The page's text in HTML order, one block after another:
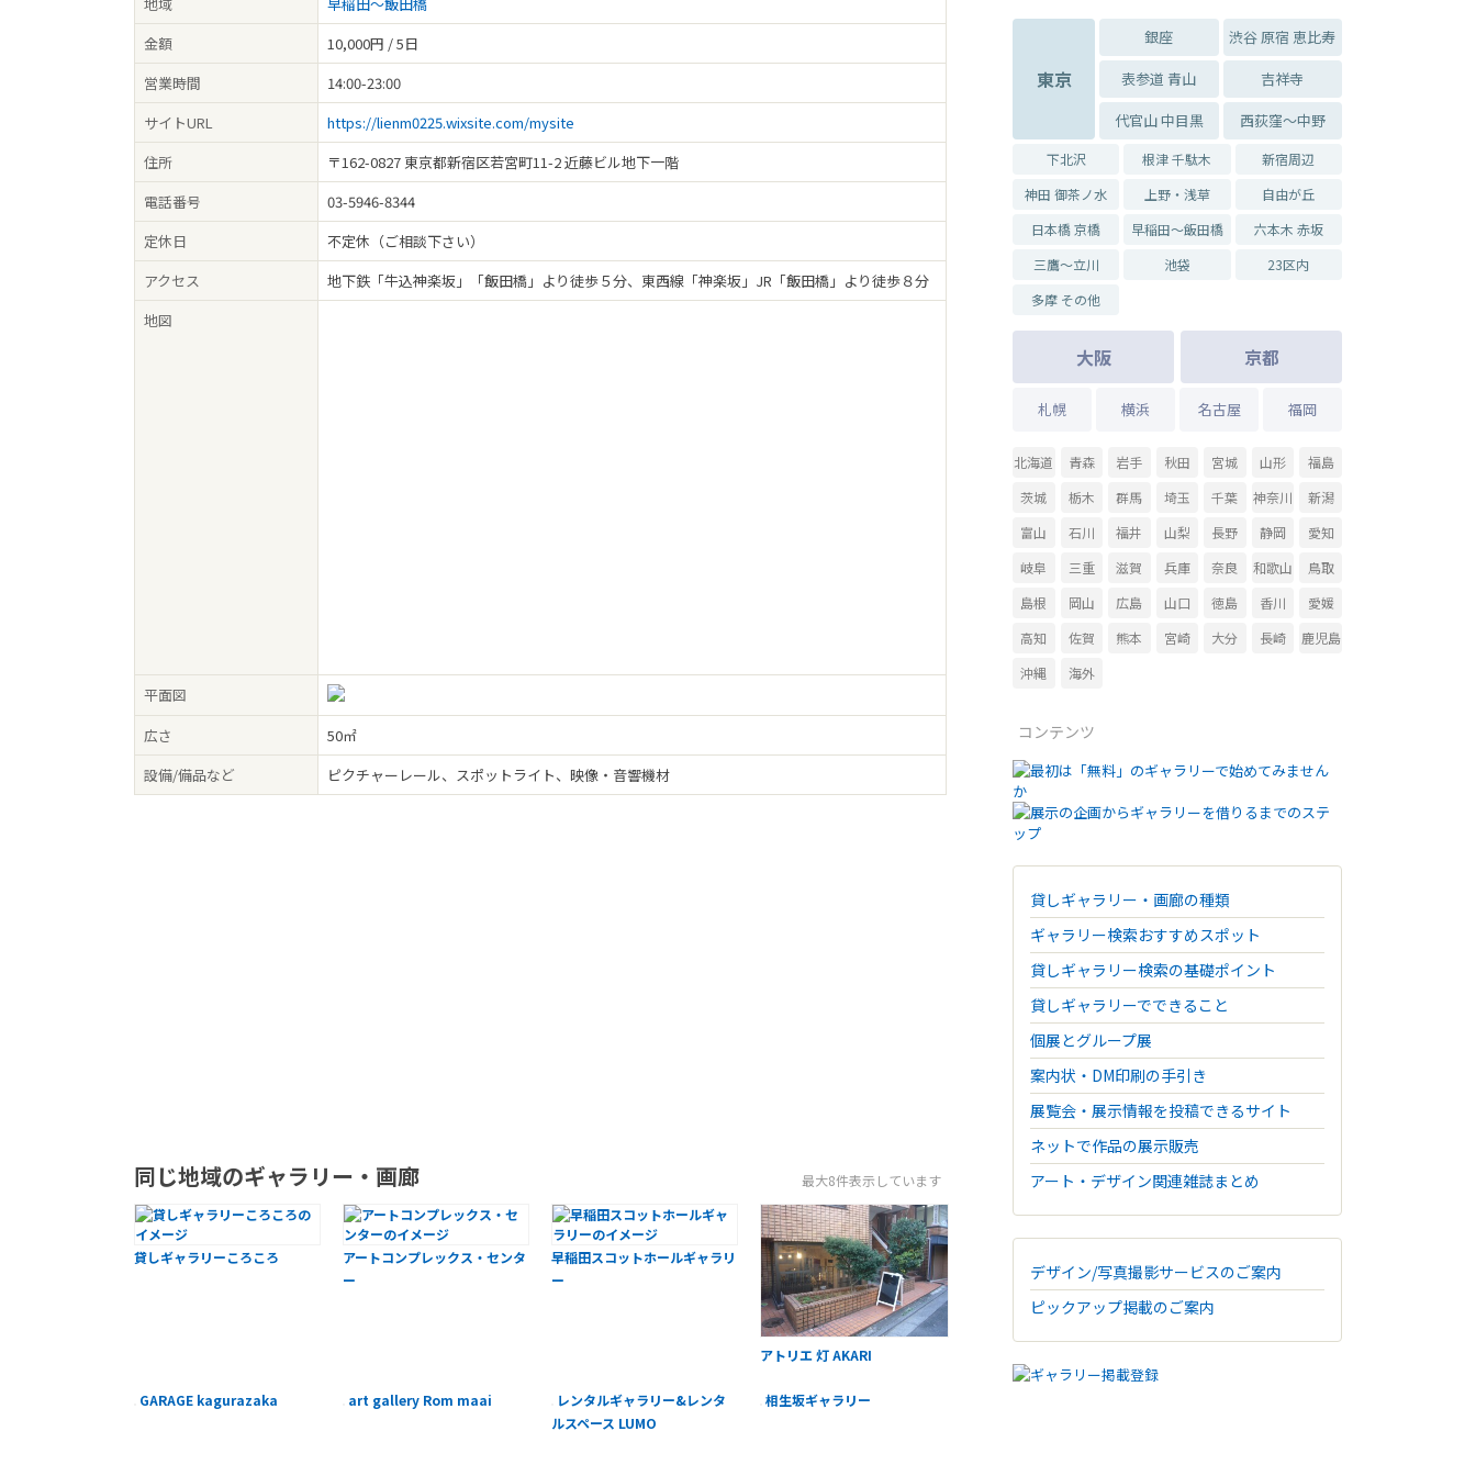
金額
10,000円 / 5日
営業時間
14:00-23:00
サイトURL
https://lienm0225.wixsite.com/mysite
住所
〒162-0827 東京都新宿区若宮町11-2 近藤ビル地下一階
電話番号
03-5946-8344
定休日
不定休（ご相談下さい）
アクセス
地下鉄「牛込神楽坂」「飯田橋」より徒歩５分、東西線「神楽坂」JR「飯田橋」より徒歩８分
地図
平面図
広さ
50㎡
設備/備品など
ピクチャーレール、スポットライト、映像・音響機材
同じ地域のギャラリー・画廊 最大8件表示しています
貸しギャラリーころころ
アートコンプレックス・センタ
ー
早稲田スコットホールギャラリ
ー
アトリエ 灯 AKARI
GARAGE kagurazaka art gallery Rom maai
レンタルギャラリー&レンタ
ルスペース LUMO
相生坂ギャラリー
東京
銀座
渋谷 原宿 恵比寿
表参道 青山
吉祥寺
代官山 中目黒
西荻窪～中野
下北沢 根津 千駄木
新宿周辺
神田 御茶ノ水
上野・浅草
自由が丘
日本橋 京橋
早稲田～飯田橋
六本木 赤坂
三鷹～立川
池袋
23区内
多摩 その他
大阪 京都
札幌 横浜 名古屋 福岡
北海道 青森 岩手 秋田 宮城 山形
福島
茨城
栃木 群馬 埼玉 千葉 神奈川
新潟
富山
石川 福井 山梨 長野 静岡
愛知
岐阜
三重 滋賀 兵庫 奈良 和歌山
鳥取
島根
岡山 広島 山口 徳島 香川
愛媛
高知
佐賀 熊本 宮崎 大分 長崎
鹿児島
沖縄
海外
コンテンツ
貸しギャラリー・画廊の種類
ギャラリー検索おすすめスポット
貸しギャラリー検索の基礎ポイント
貸しギャラリーでできること
個展とグループ展
案内状・DM印刷の手引き
展覧会・展示情報を投稿できるサイト
ネットで作品の展示販売
アート・デザイン関連雑誌まとめ
デザイン/写真撮影サービスのご案内
ピックアップ掲載のご案内